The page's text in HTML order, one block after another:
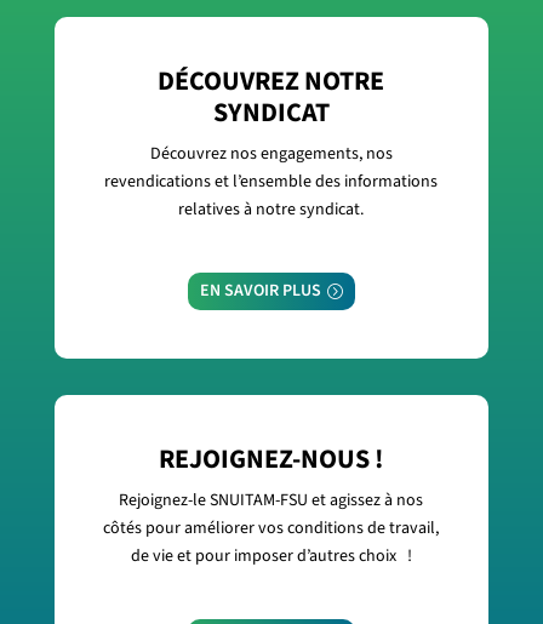
DÉCOUVREZ NOTRE
SYNDICAT
Découvrez nos engagements, nos
revendications et l’ensemble des informations
relatives à notre syndicat.
EN SAVOIR PLUS
REJOIGNEZ-NOUS !
Rejoignez-le SNUITAM-FSU et agissez à nos
côtés pour améliorer vos conditions de travail,
de vie et pour imposer d’autres choix !